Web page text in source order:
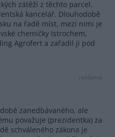
zátěží z těchto parcel.
kancelář. Dlouhodobě
na řadě míst, mezi nimi je
chemičky Istrochem,
Agrofert a zařadil ji pod
reklama
zanedbávaného, ale
považuje (prezidentka) za
schváleného zákona je